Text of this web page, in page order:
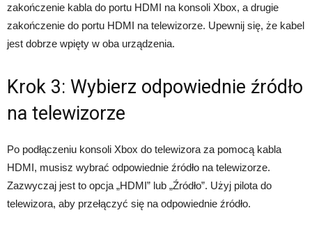
zakończenie kabla do portu HDMI na konsoli Xbox, a drugie
zakończenie do portu HDMI na telewizorze. Upewnij się, że kabel
jest dobrze wpięty w oba urządzenia.
Krok 3: Wybierz odpowiednie źródło
na telewizorze
Po podłączeniu konsoli Xbox do telewizora za pomocą kabla
HDMI, musisz wybrać odpowiednie źródło na telewizorze.
Zazwyczaj jest to opcja „HDMI” lub „Źródło”. Użyj pilota do
telewizora, aby przełączyć się na odpowiednie źródło.